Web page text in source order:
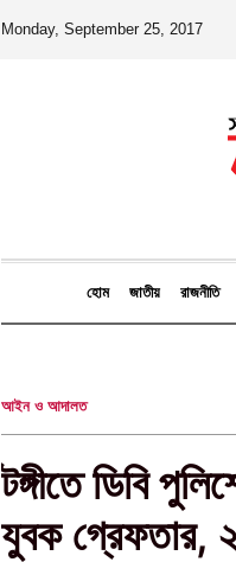
Monday, September 25, 2017
হোম জাতীয় রাজনীতি
আইন ও আদালত
টঙ্গীতে ডিবি
যুবক গ্রেফতার,